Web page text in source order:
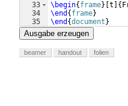
33
34
35
\begin{ frame} t {
\end { frame}
\end {document }
Ausgabe erzeugen
beamer handout folien